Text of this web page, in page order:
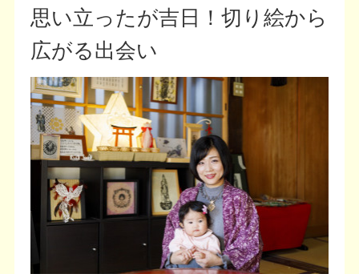
思い立ったが吉日！切り絵から
広がる出会い